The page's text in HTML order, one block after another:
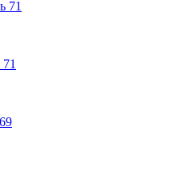
71
71
69